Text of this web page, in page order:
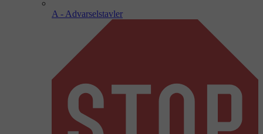
A - Advarselstavler